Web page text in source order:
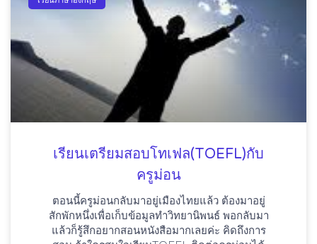
เรียนเตรียมสอบโทเฟล(TOEFL)กับ
ครูม่อน
ตอนนี้ครูม่อนกลับมาอยู่เมืองไทยแล้ว ต้องมาอยู่
สักพักหนึ่งเพื่อเก็บข้อมูลทำวิทยานิพนธ์ พอกลับมา
แล้วก็รู้สึกอยากสอนหนังสือมากเลยค่ะ คิดถึงการ